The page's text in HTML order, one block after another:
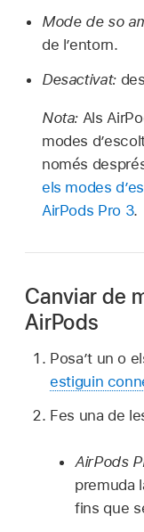
Mode de so
de l’entorn.
Desactivat:
Nota: Als
modes
només
els modes
AirPods Pro 3.
Canviar de
AirPods
Posa’t un o
estiguin
Fes una de
AirPods
premuda
fins que